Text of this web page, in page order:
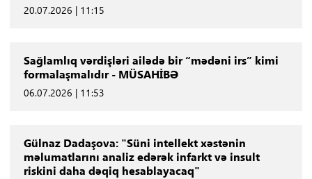
20.07.2026 | 11:15
Sağlamlıq vərdişləri ailədə bir “mədəni irs” kimi
formalaşmalıdır - MÜSAHİBƏ
06.07.2026 | 11:53
Gülnaz Dadaşova: "Süni intellekt xəstənin
məlumatlarını analiz edərək infarkt və insult
riskini daha dəqiq hesablayacaq"